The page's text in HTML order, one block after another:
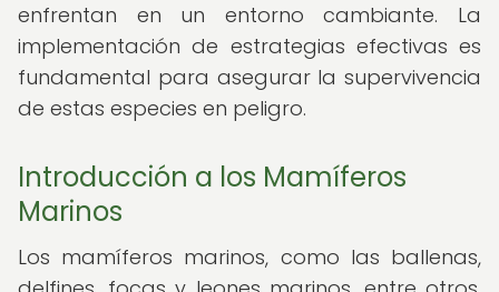
enfrentan en un entorno cambiante. La
implementación de estrategias efectivas es
fundamental para asegurar la supervivencia
de estas especies en peligro.
Introducción a los Mamíferos
Marinos
Los mamíferos marinos, como las ballenas,